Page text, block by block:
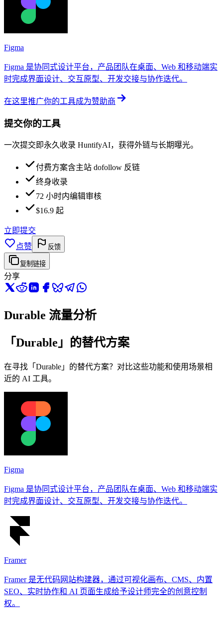
Figma
Figma 是协同式设计平台，产品团队在桌面、Web 和移动端实
时完成界面设计、交互原型、开发交接与协作迭代。
在这里推广你的工具成为赞助商
提交你的工具
一次提交即永久收录 HuntifyAI，获得外链与长期曝光。
付费方案含主站 dofollow 反链
终身收录
72 小时内编辑审核
$16.9 起
立即提交
点赞
反馈
复制链接
分享
Durable 流量分析
「Durable」的替代方案
在寻找「Durable」的替代方案？对比这些功能和使用场景相
近的 AI 工具。
Figma
Figma 是协同式设计平台，产品团队在桌面、Web 和移动端实
时完成界面设计、交互原型、开发交接与协作迭代。
Framer
Framer 是无代码网站构建器，通过可视化画布、CMS、内置
SEO、实时协作和 AI 页面生成给予设计师完全的创意控制
权。